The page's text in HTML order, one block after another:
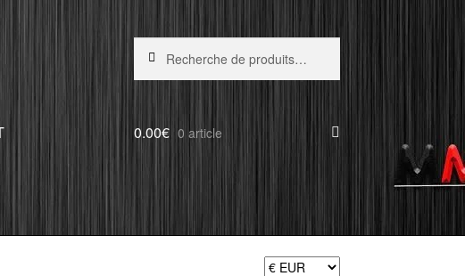
pour :
0.00€ 0 article